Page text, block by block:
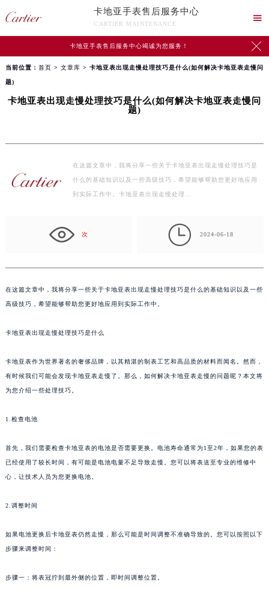
卡地亚手表售后服务中心
CARTIER MAINTENANCE

卡地亚手表售后服务中心竭诚为您服务！ 
当前位置： 首页 > 文章库 > 卡地亚表出现走慢处理技巧是什么(如何解决卡地亚表走慢问
题)
卡地亚表出现走慢处理技巧是什么(如何解决卡地亚表走慢问
题)
在这篇文章中，我将分享一些关于卡地亚表出现走慢处理技巧是
什么的基础知识以及一些高级技巧，希望能够帮助您更好地应用
到实际工作中。卡地亚表出现走慢处理…
次  2024-06-18
在这篇文章中，我将分享一些关于卡地亚表出现走慢处理技巧是什么的基础知识以及一些
高级技巧，希望能够帮助您更好地应用到实际工作中。
卡地亚表出现走慢处理技巧是什么
卡地亚表作为世界著名的奢侈品牌，以其精湛的制表工艺和高品质的材料而闻名。然而，
有时候我们可能会发现卡地亚表走慢了。那么，如何解决卡地亚表走慢的问题呢？本文将
为您介绍一些处理技巧。
1.检查电池
首先，我们需要检查卡地亚表的电池是否需要更换。电池寿命通常为1至2年，如果您的表
已经使用了较长时间，有可能是电池电量不足导致走慢。您可以将表送至专业的维修中
心，让技术人员为您更换电池。
2.调整时间
如果电池更换后卡地亚表仍然走慢，那么可能是时间调整不准确导致的。您可以按照以下
步骤来调整时间：
步骤一：将表冠拧到最外侧的位置，即时间调整位置。